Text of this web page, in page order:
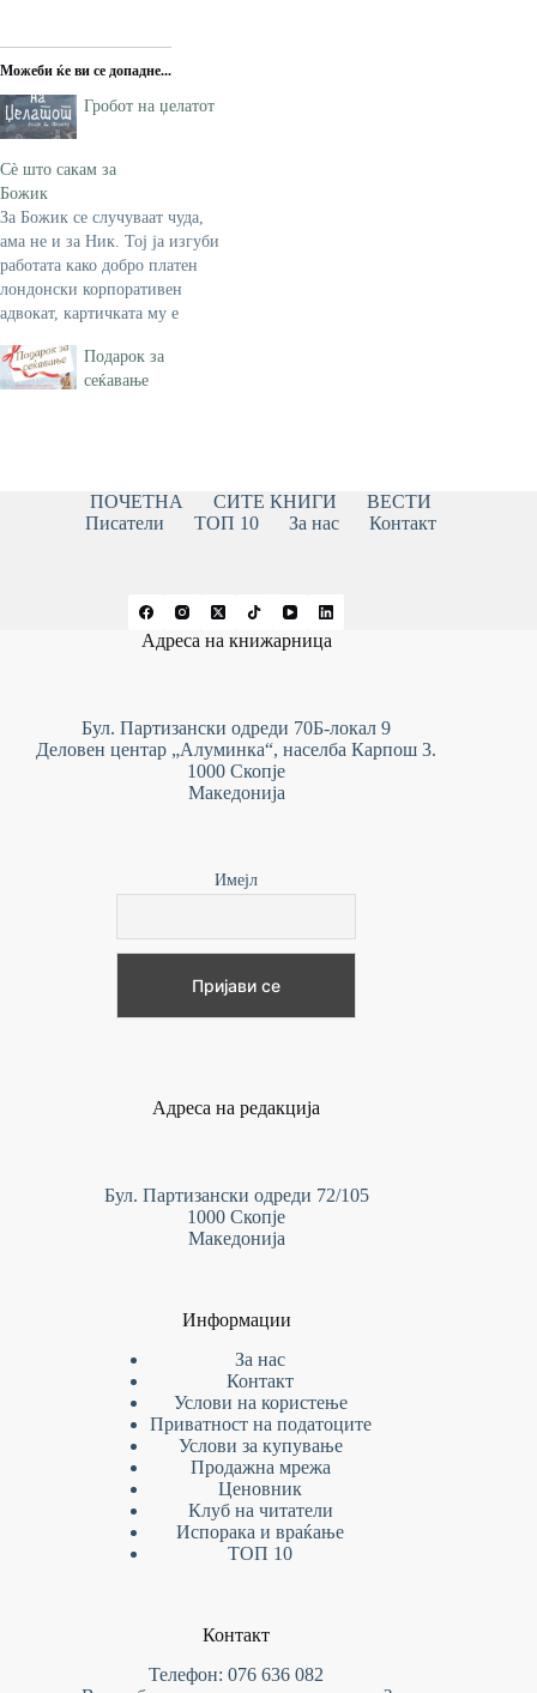
Можеби ќе ви се допадне...
Гробот на џелатот
Сè што сакам за
Божик
За Божик се случуваат чуда,
ама не и за Ник. Тој ја изгуби
работата како добро платен
лондонски корпоративен
адвокат, картичката му е
девојка веднаш го напушти.
Му останува само да се
Подарок за
сеќавање
ПОЧЕТНА СИТЕ КНИГИ
ВЕСТИ
Писатели
ТОП 10 За нас Контакт
Адреса на книжарница
Бул. Партизански одреди 70Б-локал 9
Деловен центар „Алуминка“, населба Карпош 3.
1000 Скопје
Македонија
Имејл
Адреса на редакција
Бул. Партизански одреди 72/105
1000 Скопје
Македонија
Информации
За нас
Контакт
Услови на користење
Приватност на податоците
Услови за купување
Продажна мрежа
Ценовник
Клуб на читатели
Испорака и враќање
ТОП 10
Контакт
Телефон: 076 636 082